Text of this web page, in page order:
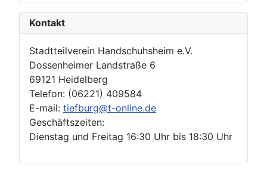
Kontakt
Stadtteilverein Handschuhsheim e.V.
Dossenheimer Landstraße 6
69121 Heidelberg
Telefon: (06221) 409584
E-mail: tiefburg@t-online.de
Geschäftszeiten:
Dienstag und Freitag 16:30 Uhr bis 18:30 Uhr